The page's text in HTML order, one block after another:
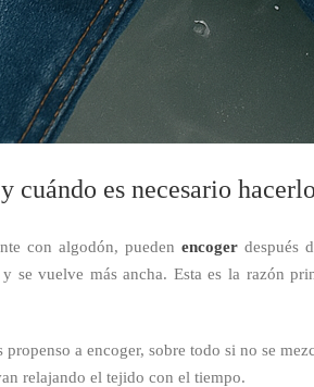
cuándo es necesario hacerlo
con algodón, puedenencoger después
se vuelve más ancha. Esta es la razón
propenso a encoger, sobre todo si no se
relajando el tejido con el tiempo.